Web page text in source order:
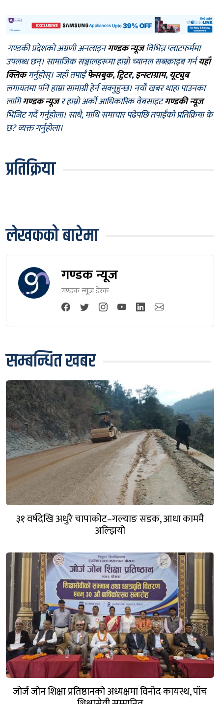
गण्डकी प्रदेशको अग्रणी अनलाइनगण्डक न्यूजविभिन्न प्लाटफर्ममा
उपलब्ध छन्। सामाजिक सञ्जालहरूमा हाम्रो च्यानल सब्स्क्राइब गर्नयहाँ
क्लिकगर्नुहोस्। जहाँ तपाईँफेसबुक,ट्विटर,इन्स्टाग्राम, यूट्युब
लगायतमा पनि हाम्रा सामाग्री हेर्न सक्नुहुन्छ। नयाँ खबर थाहा पाउनका
लागिगण्डक न्यूजर हाम्रो अर्को आधिकारिक वेबसाइटगण्डकी न्यूज
भिजिट गर्दै गर्नुहोला। साथै, माथि समाचार पढेपछि तपाईँको प्रतिक्रिया के
छ? व्यक्त गर्नुहोला।
प्रतिक्रिया
लेखकको बारेमा
गण्डक न्यूज
गण्डक न्यूज डेस्क
सम्बन्धित खबर
३१ वर्षदेखि अधुरै चापाकोट–गल्याङ सडक, आधा काममै
अल्झियो
जोर्ज जोन शिक्षा प्रतिष्ठानको अध्यक्षमा विनोद कायस्थ, पाँच